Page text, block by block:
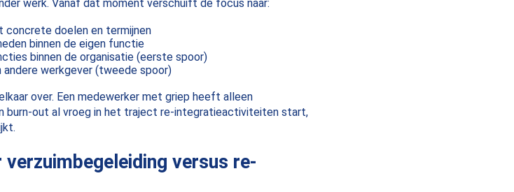
werk. Vanaf dat moment verschuift de focus naar:
concrete doelen en termijnen
binnen de eigen functie
binnen de organisatie (eerste spoor)
andere werkgever (tweede spoor)
over. Een medewerker met griep heeft alleen
burn-out al vroeg in het traject re-integratieactiviteiten start,
versus re-